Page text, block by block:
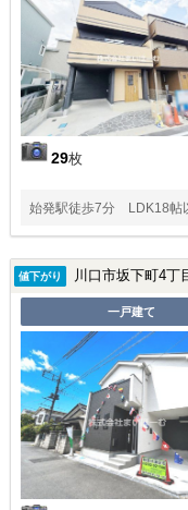
29枚
始発駅徒歩7分 LDK18
値下がり 川口市坂下町4丁
一戸建て